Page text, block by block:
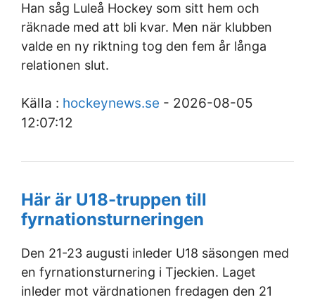
Han såg Luleå Hockey som sitt hem och
räknade med att bli kvar. Men när klubben
valde en ny riktning tog den fem år långa
relationen slut.
Källa : hockeynews.se - 2026-08-05
12:07:12
Här är U18-truppen till
fyrnationsturneringen
Den 21-23 augusti inleder U18 säsongen med
en fyrnationsturnering i Tjeckien. Laget
inleder mot värdnationen fredagen den 21